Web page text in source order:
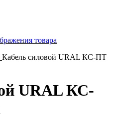
Кабель силовой URAL КС-ПТ
URAL КС-